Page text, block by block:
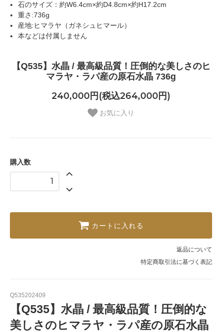
石のサイズ：約W6.4cm×約D4.8cm×約H17.2cm
重さ:736g
産地:ヒマラヤ（ガネシュヒマール）
本などは付属しません
【Q535】水晶 / 最高級品質！圧倒的な美しさのヒ
マラヤ・ラパ産の原石水晶 736g
240,000円(税込264,000円)
お気に入り
購入数
カートに入れる
返品について
特定商取引法に基づく表記
Q535202409
【Q535】水晶 / 最高級品質！圧倒的な
美しさのヒマラヤ・ラパ産の原石水晶